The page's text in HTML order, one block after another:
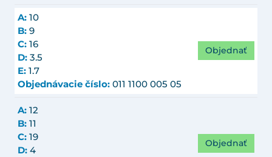
A: 10
B: 9
C: 16
D: 3.5
E: 1.7
Objednávacie číslo: 011 1100 005 05
Objednať
A: 12
B: 11
C: 19
D: 4
Objednať